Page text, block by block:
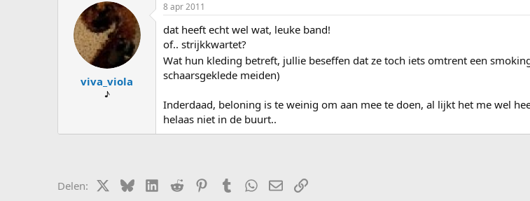
viva_viola
♪
8 apr 2011
dat heeft echt wel wat, leuke band!
of.. strijkkwartet?
Wat hun kleding betreft, jullie beseffen dat ze toch iets omtrent een
schaarsgeklede meiden)
Inderdaad, beloning is te weinig om aan mee te doen, al lijkt het me wel
helaas niet in de buurt..
Delen: X (Twitter)
BlueskyLinkedIn
Reddit PinterestTumblrWhatsApp
E-mailLink